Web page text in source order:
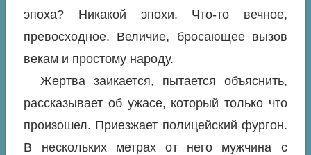
эпоха? Никакой эпохи. Что-то вечное,
превосходное. Величие, бросающее вызов
векам и простому народу.
Жертва заикается, пытается объяснить,
рассказывает об ужасе, который только что
произошел. Приезжает полицейский фургон.
В нескольких метрах от него мужчина с